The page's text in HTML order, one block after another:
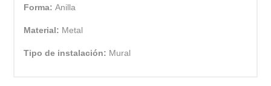
Forma:Anilla
Material: Metal
Tipo de instalación: Mural